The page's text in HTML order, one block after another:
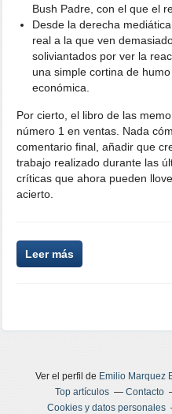
Bush Padre, con el que el
Desde la derecha
real a la que ven
soliviantados por ver la
una simple cortina de
económica.
Por cierto, el libro de las
número 1 en ventas. Nada
comentario final, añadir que
trabajo realizado durante las
críticas que ahora pueden
acierto.
Leer más
Ver el perfil de Emilio Marquez
Top artículos
Contacto
Cookies y datos personales